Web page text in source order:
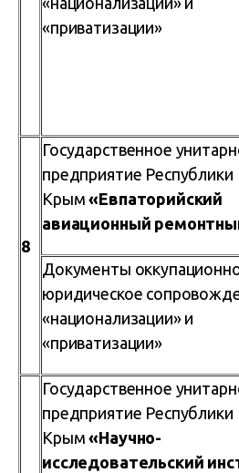
«приватизации»
8
Государственное
предприятие Республики
Крым«Евпаторийский
авиационный
Документы
юридическое
«национализации» и
«приватизации»
Государственное
предприятие Республики
Крым«Научно-
исследовательский